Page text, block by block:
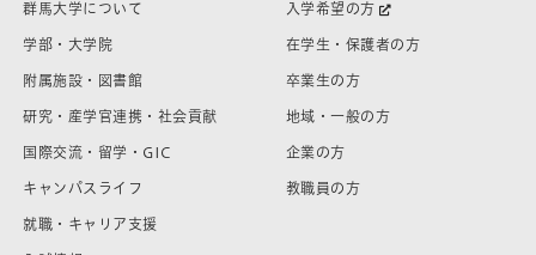
群馬大学について
学部・大学院
附属施設・図書館
研究・産学官連携・社会貢献
国際交流・留学・GIC
キャンパスライフ
就職・キャリア支援
入学希望の方
在学生・保護者の方
卒業生の方
地域・一般の方
企業の方
教職員の方